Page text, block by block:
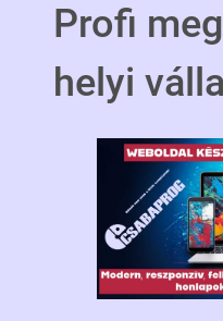
Profi
helyi